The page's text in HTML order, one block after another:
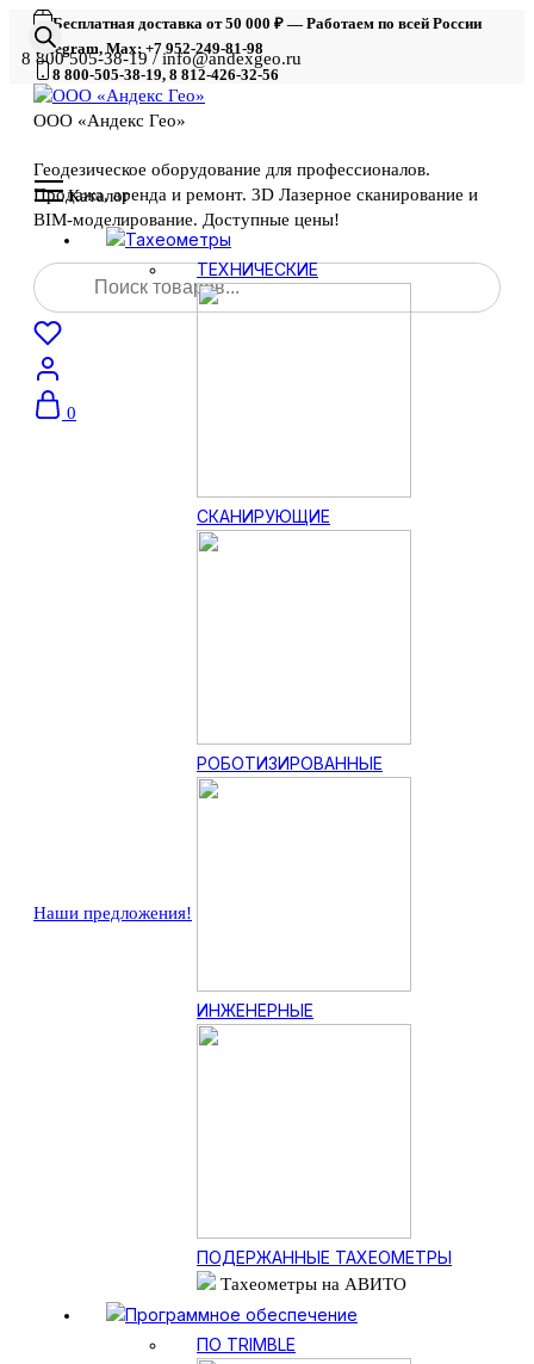
Бесплатная доставка от 50 000 ₽ — Работаем по всей России
Telegram, Max: +7 952-249-81-98
8 800-505-38-19, 8 812-426-32-56
8 800 505-38-19 / info@andexgeo.ru
ООО «Андекс Гео»
Геодезическое оборудование для профессионалов.
Продажа, аренда и ремонт. 3D Лазерное сканирование и
BIM-моделирование. Доступные цены!
Поиск
товаров
0
Наши предложения!
Каталог
Тахеометры
ТЕХНИЧЕСКИЕ
СКАНИРУЮЩИЕ
РОБОТИЗИРОВАННЫЕ
ИНЖЕНЕРНЫЕ
ПОДЕРЖАННЫЕ ТАХЕОМЕТРЫ
Тахеометры на АВИТО
Программное обеспечение
ПО TRIMBLE